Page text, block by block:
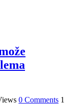
0 Comments 1